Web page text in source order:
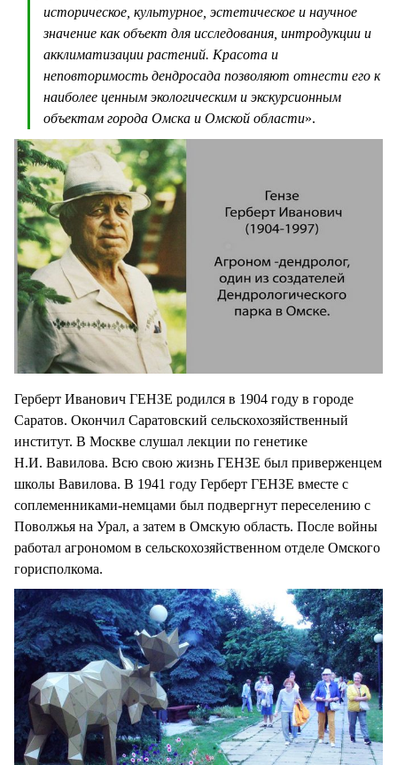
историческое, культурное, эстетическое и научное
значение как объект для исследования, интродукции и
акклиматизации растений. Красота и
неповторимость дендросада позволяют отнести его к
наиболее ценным экологическим и экскурсионным
объектам города Омска и Омской области».
Герберт Иванович ГЕНЗЕ родился в 1904 году в городе
Саратов. Окончил Саратовский сельскохозяйственный
институт. В Москве слушал лекции по генетике
Н.И. Вавилова. Всю свою жизнь ГЕНЗЕ был приверженцем
школы Вавилова. В 1941 году Герберт ГЕНЗЕ вместе с
соплеменниками-немцами был подвергнут переселению с
Поволжья на Урал, а затем в Омскую область. После войны
работал агрономом в сельскохозяйственном отделе Омского
горисполкома.